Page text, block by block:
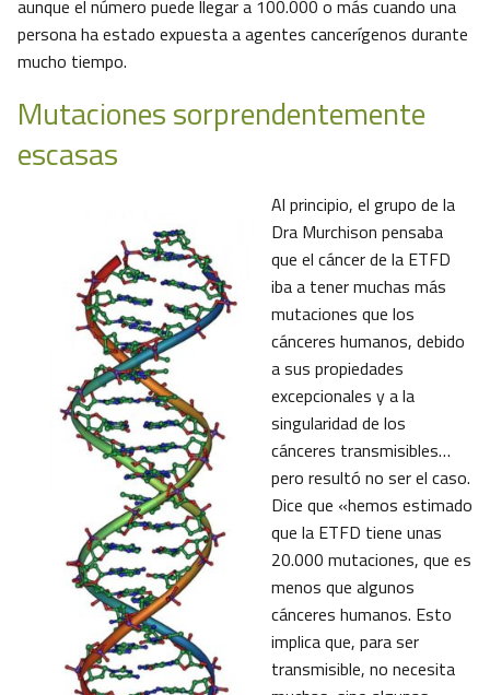
aunque el número puede llegar a 100.000 o más cuando una
persona ha estado expuesta a agentes cancerígenos durante
mucho tiempo.
Mutaciones sorprendentemente
escasas
Al principio, el grupo de la
Dra Murchison pensaba
que el cáncer de la ETFD
iba a tener muchas más
mutaciones que los
cánceres humanos, debido
a sus propiedades
excepcionales y a la
singularidad de los
cánceres transmisibles…
pero resultó no ser el caso.
Dice que «hemos estimado
que la ETFD tiene unas
20.000 mutaciones, que es
menos que algunos
cánceres humanos. Esto
implica que, para ser
transmisible, no necesita